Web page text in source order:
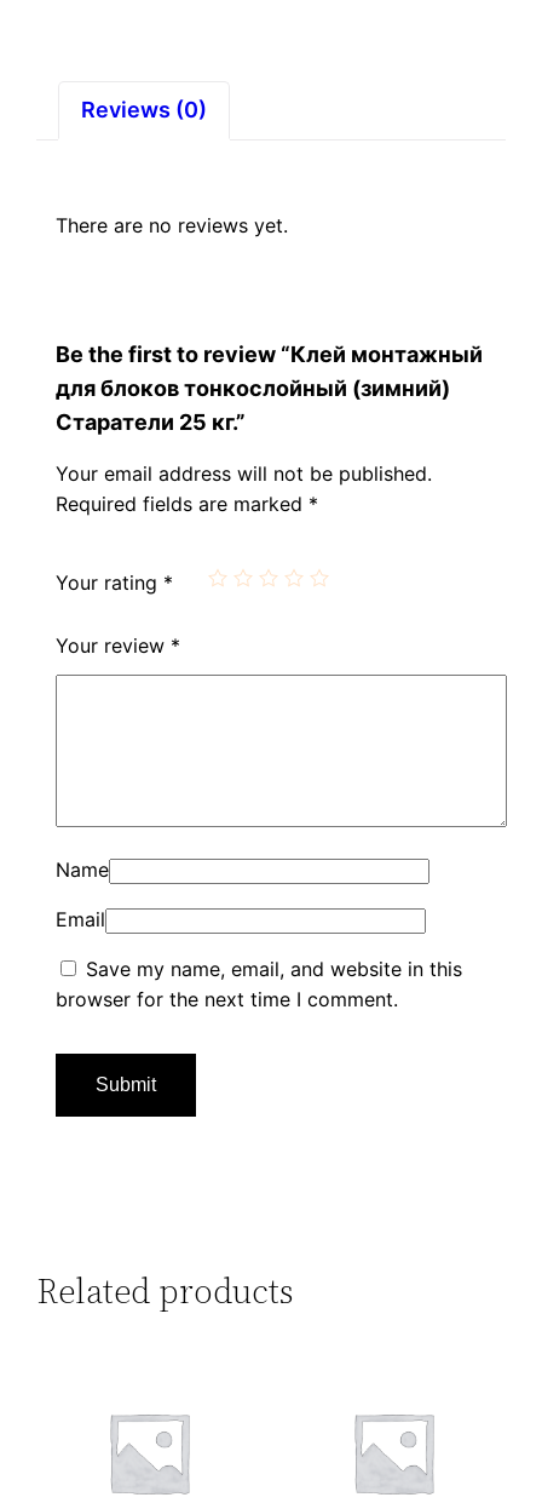
Reviews (0)
There are no reviews yet.
Be the first to review “Клей монтажный
для блоков тонкослойный (зимний)
Старатели 25 кг.”
Your email address will not be published.
Required fields are marked *
Your rating *
Your review *
Name
Email
Save my name, email, and website in this
browser for the next time I comment.
Related products